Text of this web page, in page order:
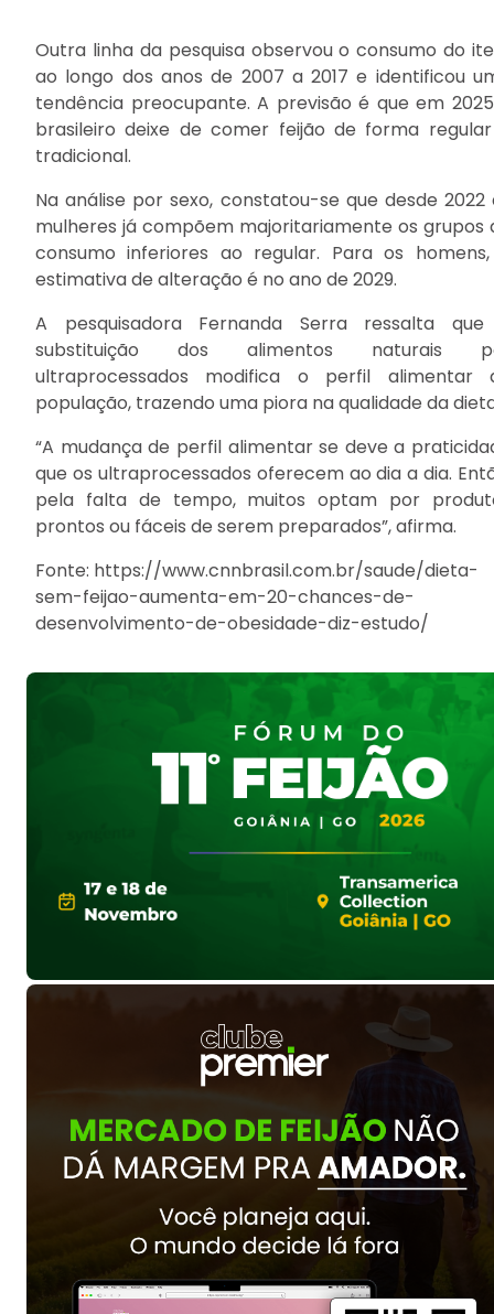
Outra linha da pesquisa observou o consumo do
ao longo dos anos de 2007 a 2017 e identificou
tendência preocupante. A previsão é que em
brasileiro deixe de comer feijão de forma
tradicional.
Na análise por sexo, constatou-se que desde 2022
mulheres já compõem majoritariamente os grupos
consumo inferiores ao regular. Para os
estimativa de alteração é no ano de 2029.
A pesquisadora Fernanda Serra ressalta
substituição dos alimentos naturais
ultraprocessados modifica o perfil alimentar
população, trazendo uma piora na qualidade da
“A mudança de perfil alimentar se deve a
que os ultraprocessados oferecem ao dia a dia.
pela falta de tempo, muitos optam por
prontos ou fáceis de serem preparados”, afirma.
Fonte: https://www.cnnbrasil.com.br/saude/dieta-
sem-feijao-aumenta-em-20-chances-de-
desenvolvimento-de-obesidade-diz-estudo/